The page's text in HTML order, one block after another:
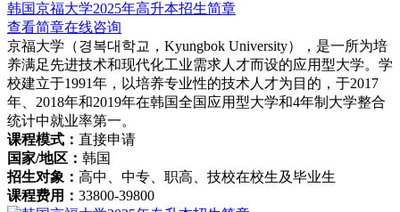
韩国京福大学2025年高升本招生简章
查看简章在线咨询
京福大学（경복대학교，Kyungbok University），是一所为培
养满足先进技术和现代化工业需求人才而设的应用型大学。学
校建立于1991年，以培养专业性的技术人才为目的，于2017
年、2018年和2019年在韩国全国应用型大学和4年制大学整合
统计中就业率第一。
课程模式： 直接申请
国家/地区： 韩国
招生对象： 高中、中专、职高、技校在校生及毕业生
课程费用： 33800-39800